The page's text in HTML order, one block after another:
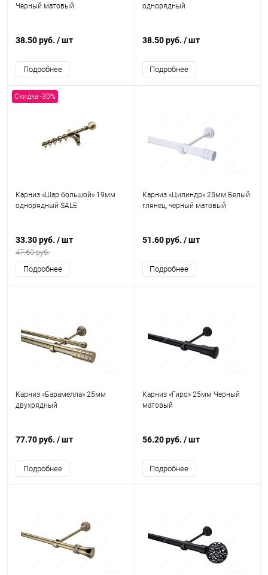
Черный матовый
38.50 руб. / шт
Подробнее
однорядный
38.50 руб. / шт
Подробнее
Скидка -30%
Карниз «Шар большой» 19мм
однорядный SALE
33.30 руб. / шт
47.60 руб.
Подробнее
Карниз «Цилиндр» 25мм Белый
глянец, черный матовый
51.60 руб. / шт
Подробнее
Карниз «Барамелла» 25мм
двухрядный
77.70 руб. / шт
Подробнее
Карниз «Гиро» 25мм Черный
матовый
56.20 руб. / шт
Подробнее